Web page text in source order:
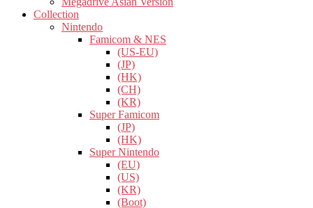
Collection
Nintendo
Famicom & NES
(US-EU)
(JP)
(HK)
(CH)
(KR)
Super Famicom
(JP)
(HK)
Super Nintendo
(EU)
(US)
(KR)
(Boot)